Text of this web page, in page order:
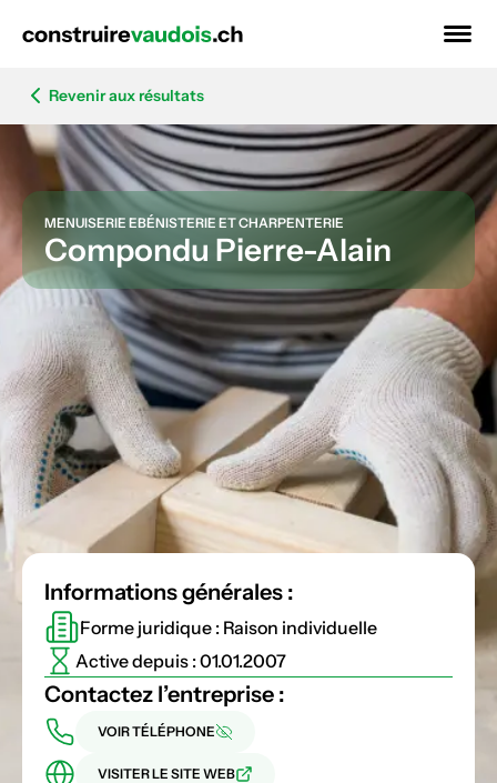
Revenir aux résultats
MENUISERIE EBÉNISTERIE ET CHARPENTERIE
Compondu Pierre-Alain
Informations générales :
Forme juridique : Raison individuelle
Active depuis : 01.01.2007
Contactez l’entreprise :
VOIR TÉLÉPHONE
VISITER LE SITE WEB